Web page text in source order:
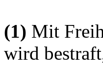
(1) Mit
wird